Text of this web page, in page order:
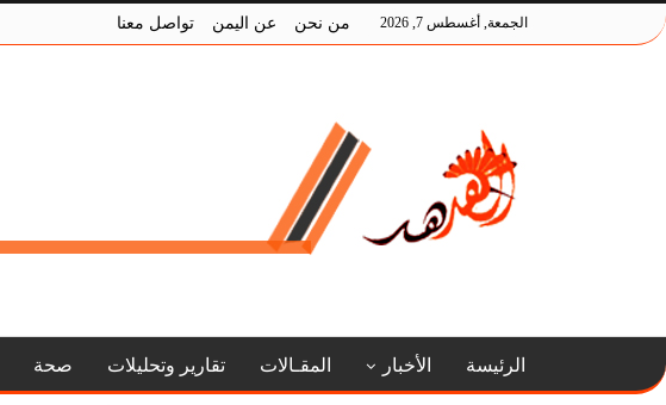
الجمعة, أغسطس 7, 2026 من نحن عن اليمن تواصل معنا
الرئيسة الأخبار المقـالات تقارير وتحليلات صحة